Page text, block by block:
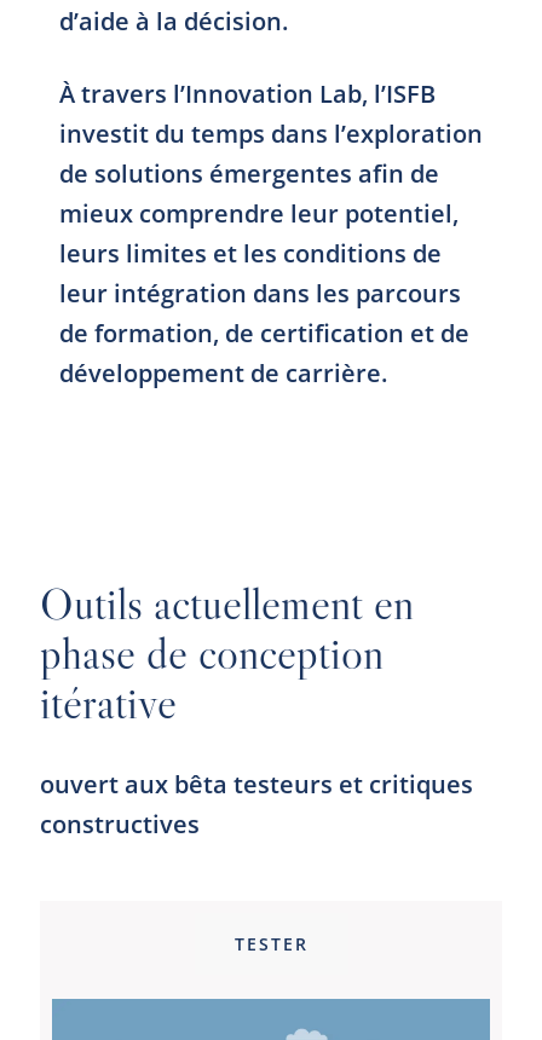
d’aide à la décision.
À travers l’Innovation Lab, l’ISFB
investit du temps dans l’exploration
de solutions émergentes afin de
mieux comprendre leur potentiel,
leurs limites et les conditions de
leur intégration dans les parcours
de formation, de certification et de
développement de carrière.
Outils actuellement en
phase de conception
itérative
ouvert aux bêta testeurs et critiques
constructives
TESTER